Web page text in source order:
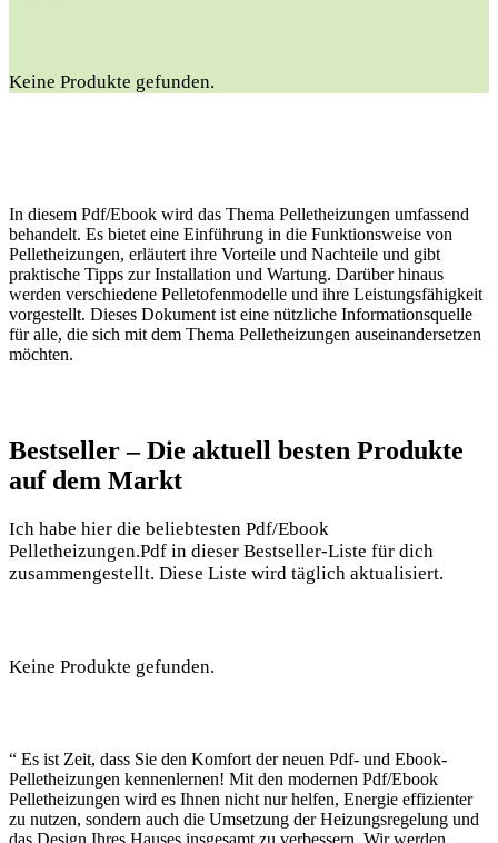
Keine Produkte gefunden.
In diesem Pdf/Ebook wird das Thema Pelletheizungen umfassend
behandelt. Es bietet eine Einführung in die Funktionsweise von
Pelletheizungen, erläutert ihre Vorteile und Nachteile und gibt
praktische Tipps zur Installation und Wartung. Darüber hinaus
werden verschiedene Pelletofenmodelle und ihre Leistungsfähigkeit
vorgestellt. Dieses Dokument ist eine nützliche Informationsquelle
für alle, die sich mit dem Thema Pelletheizungen auseinandersetzen
möchten.
Bestseller – Die aktuell besten Produkte
auf dem Markt
Ich habe hier die beliebtesten Pdf/Ebook
Pelletheizungen.Pdf in dieser Bestseller-Liste für dich
zusammengestellt. Diese Liste wird täglich aktualisiert.
Keine Produkte gefunden.
“ Es ist Zeit, dass Sie den Komfort der neuen Pdf- und Ebook-
Pelletheizungen kennenlernen! Mit den modernen Pdf/Ebook
Pelletheizungen wird es Ihnen nicht nur helfen, Energie effizienter
zu nutzen, sondern auch die Umsetzung der Heizungsregelung und
das Design Ihres Hauses insgesamt zu verbessern. Wir werden